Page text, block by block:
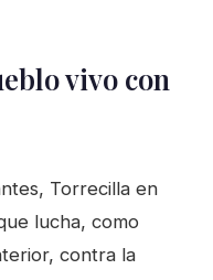
vivo con
Torrecilla en
lucha, como
contra la